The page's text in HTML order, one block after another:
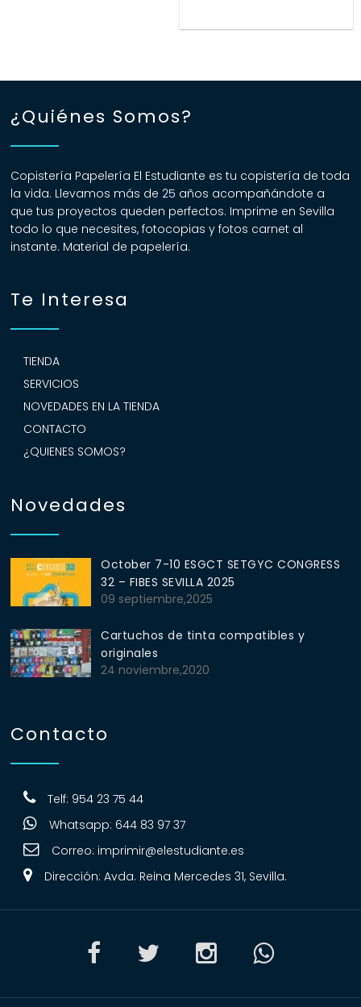
¿Quiénes Somos?
Copistería Papelería El Estudiante es tu copistería de toda
la vida. Llevamos más de 25 años acompañándote a
que tus proyectos queden perfectos. Imprime en Sevilla
todo lo que necesites, fotocopias y fotos carnet al
instante. Material de papelería.
Te Interesa
TIENDA
SERVICIOS
NOVEDADES EN LA TIENDA
CONTACTO
¿QUIENES SOMOS?
Novedades
October 7-10 ESGCT SETGYC CONGRESS
32 – FIBES SEVILLA 2025
09 septiembre,2025
Cartuchos de tinta compatibles y
originales
24 noviembre,2020
Contacto
Telf: 954 23 75 44
Whatsapp: 644 83 97 37
Correo: imprimir@elestudiante.es
Dirección: Avda. Reina Mercedes 31, Sevilla.